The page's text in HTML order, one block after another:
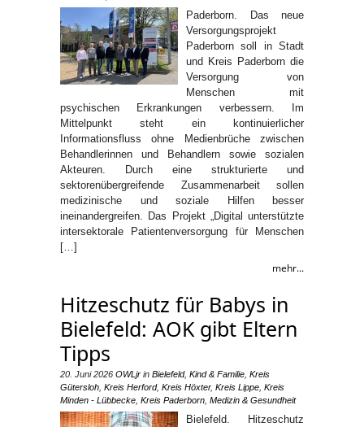
Paderborn. Das neue
Versorgungsprojekt
Paderborn soll in Stadt
und Kreis Paderborn die
Versorgung von
Menschen mit
psychischen Erkrankungen verbessern. Im
Mittelpunkt steht ein kontinuierlicher
Informationsfluss ohne Medienbrüche zwischen
Behandlerinnen und Behandlern sowie sozialen
Akteuren. Durch eine strukturierte und
sektorenübergreifende Zusammenarbeit sollen
medizinische und soziale Hilfen besser
ineinandergreifen. Das Projekt „Digital unterstützte
intersektorale Patientenversorgung für Menschen
[…]
mehr...
Hitzeschutz für Babys in
Bielefeld: AOK gibt Eltern
Tipps
20. Juni 2026 OWLjr in Bielefeld, Kind & Familie Kreis
Gütersloh Kreis Herford, Kreis Höxter, Kreis Lippe Kreis
Minden - Lübbecke Kreis Paderborn Medizin & Gesundheit
Bielefeld. Hitzeschutz